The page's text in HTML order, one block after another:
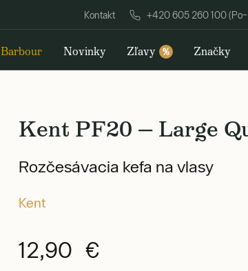
Kontakt +420 605 260 100
Barbour Novinky Zľavy % Značky
Kent PF20 — Large
Rozčesávacia kefa na vlasy
Kent
12,90 €